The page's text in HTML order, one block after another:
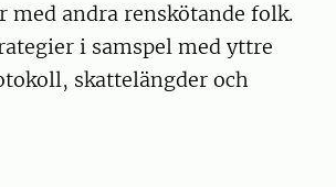
andra renskötande folk.
i samspel med yttre
skattelängder och